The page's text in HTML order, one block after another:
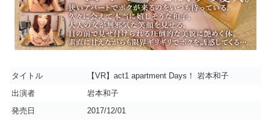
タイトル
【VR】act1 apartment Days！ 岩本和子
出演者
岩本和子
発売日
2017/12/01